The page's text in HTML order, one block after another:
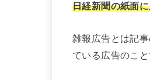
日経新聞の紙面
雑報広告とは記
ている広告のこと